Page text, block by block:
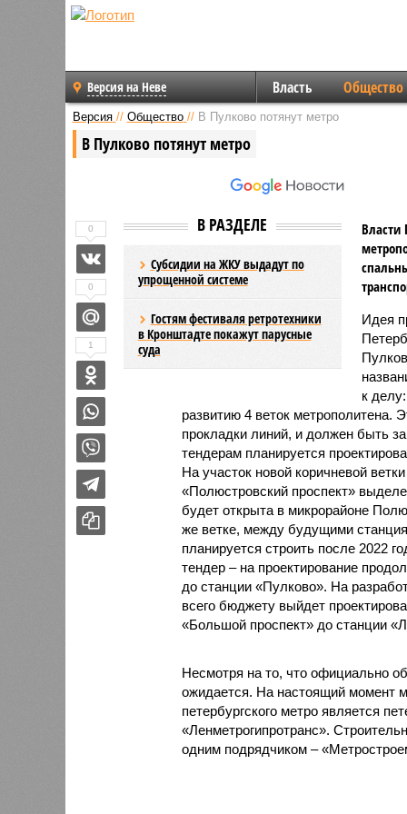
Версия на Неве Власть Общество
Версия // Общество // В Пулково потянут метро
В Пулково потянут метро
В РАЗДЕЛЕ
Субсидии на ЖКУ выдадут по
упрощенной системе
Гостям фестиваля ретротехники
в Кронштадте покажут парусные
суда
Власти
Идея
к
развитию 4 веток метрополитена.
прокладки линий, и должен быть
тендерам планируется
На участок новой коричневой
«Полюстровский проспект»
будет открыта в микрорайоне
же ветке, между будущими
планируется строить после 2022
тендер – на проектирование
до станции «Пулково». На
всего бюджету выйдет
«Большой проспект» до станции
Несмотря на то, что официально
ожидается. На настоящий момент
петербургского метро является
«Ленметрогипротранс».
одним подрядчиком –
0
0
1